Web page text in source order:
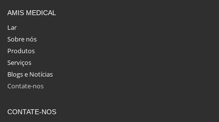
AMIS MEDICAL
Lar
Sobre nós
Produtos
Serviços
Blogs e Notícias
Contate-nos
CONTATE-NOS